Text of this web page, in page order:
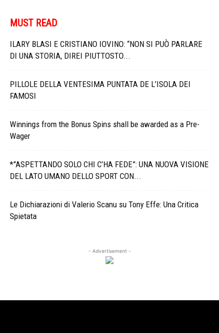
MUST READ
ILARY BLASI E CRISTIANO IOVINO: “NON SI PUÒ PARLARE
DI UNA STORIA, DIREI PIUTTOSTO...
PILLOLE DELLA VENTESIMA PUNTATA DE L’ISOLA DEI
FAMOSI
Winnings from the Bonus Spins shall be awarded as a Pre-
Wager
*”ASPETTANDO SOLO CHI C’HA FEDE”: UNA NUOVA VISIONE
DEL LATO UMANO DELLO SPORT CON...
Le Dichiarazioni di Valerio Scanu su Tony Effe: Una Critica
Spietata
- Advertisement -